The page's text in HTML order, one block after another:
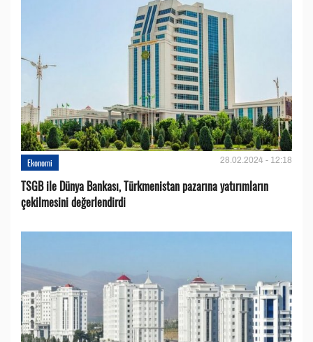
Ekonomi 28.02.2024 - 12:18
TSGB ile Dünya Bankası, Türkmenistan pazarına yatırımların
çekilmesini değerlendirdi